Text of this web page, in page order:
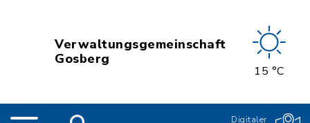
Verwaltungsgemeinschaft
Gosberg
15 °C
Digitaler